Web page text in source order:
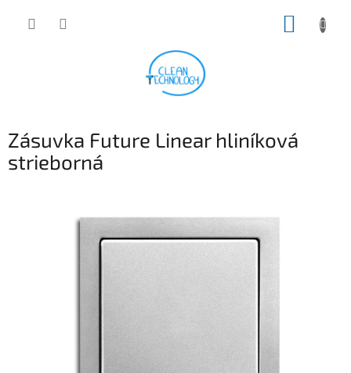
Zásuvka Future Linear hliníková
strieborná